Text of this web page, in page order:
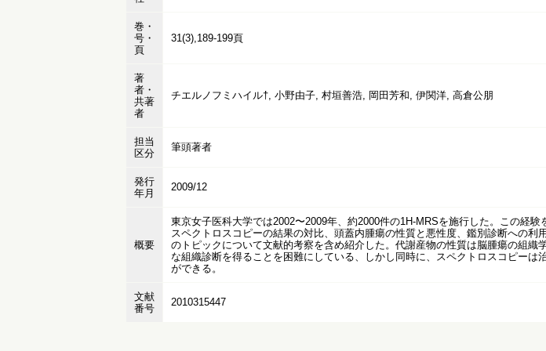
巻・
号・
頁
31(3),189-199頁
著
者・
共著
者
チエルノフミハイル†, 小野由子, 村垣善浩, 岡田芳和, 伊関洋, 高倉公朋
担当
区分
筆頭著者
発行
年月
2009/12
概要
東京女子医科大学では2002〜2009年、約2000件の1H-MRSを施行した。この経
スペクトロスコピーの結果の対比、頭蓋内腫瘍の性質と悪性度、鑑別診断への
のトピックについて文献的考察を含め紹介した。代謝産物の性質は脳腫瘍の組
な組織診断を得ることを困難にしている、しかし同時に、スペクトロスコピー
ができる。
文献
番号
2010315447